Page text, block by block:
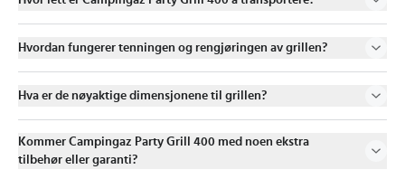
Hvordan fungerer tenningen og rengjøringen av grillen?
Hva er de nøyaktige dimensjonene til grillen?
Kommer Campingaz Party Grill 400 med noen ekstra
tilbehør eller garanti?